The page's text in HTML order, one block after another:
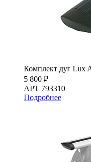
Комплект дуг Lux
5 800 ₽
АРТ 793310
Подробнее